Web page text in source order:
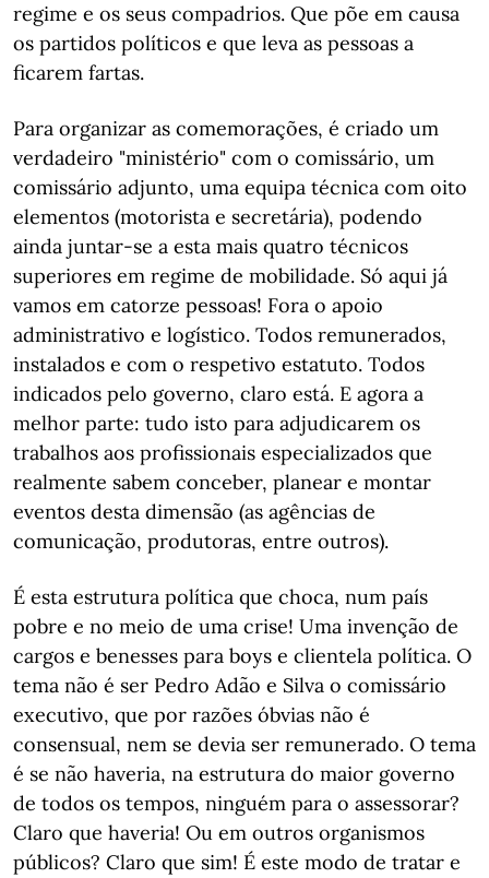
regime e os seus compadrios. Que põe em causa
os partidos políticos e que leva as pessoas a
ficarem fartas.
Para organizar as comemorações, é criado um
verdadeiro "ministério" com o comissário, um
comissário adjunto, uma equipa técnica com oito
elementos (motorista e secretária), podendo
ainda juntar-se a esta mais quatro técnicos
superiores em regime de mobilidade. Só aqui já
vamos em catorze pessoas! Fora o apoio
administrativo e logístico. Todos remunerados,
instalados e com o respetivo estatuto. Todos
indicados pelo governo, claro está. E agora a
melhor parte: tudo isto para adjudicarem os
trabalhos aos profissionais especializados que
realmente sabem conceber, planear e montar
eventos desta dimensão (as agências de
comunicação, produtoras, entre outros).
É esta estrutura política que choca, num país
pobre e no meio de uma crise! Uma invenção de
cargos e benesses para boys e clientela política. O
tema não é ser Pedro Adão e Silva o comissário
executivo, que por razões óbvias não é
consensual, nem se devia ser remunerado. O tema
é se não haveria, na estrutura do maior governo
de todos os tempos, ninguém para o assessorar?
Claro que haveria! Ou em outros organismos
públicos? Claro que sim! É este modo de tratar e